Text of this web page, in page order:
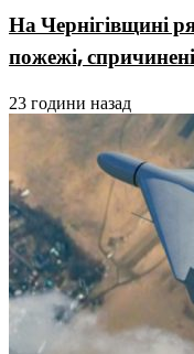
На Чернігівщині
пожежі,
23 години назад